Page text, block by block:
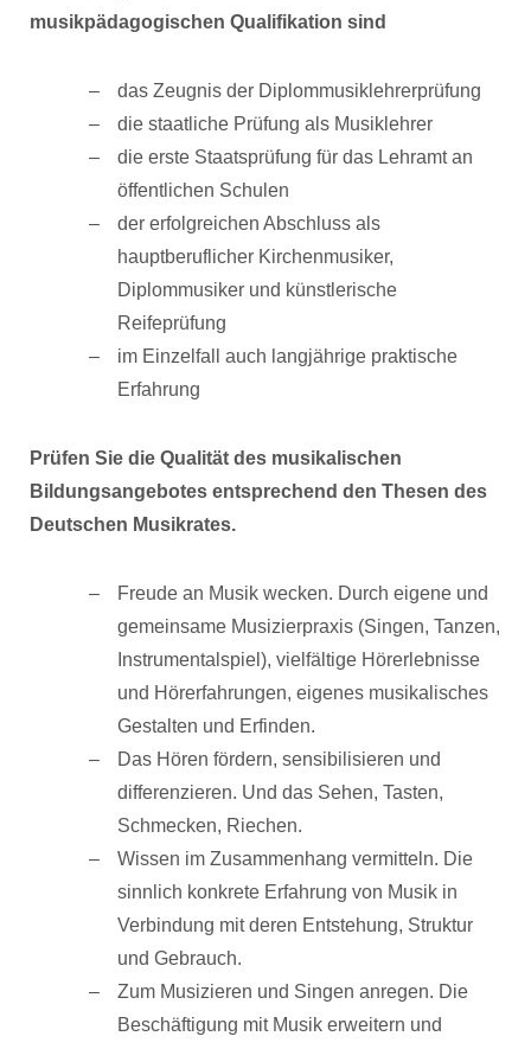
musikpädagogischen Qualifikation sind
das Zeugnis der Diplommusiklehrerprüfung
die staatliche Prüfung als Musiklehrer
die erste Staatsprüfung für das Lehramt an
öffentlichen Schulen
der erfolgreichen Abschluss als
hauptberuflicher Kirchenmusiker,
Diplommusiker und künstlerische
Reifeprüfung
im Einzelfall auch langjährige praktische
Erfahrung
Prüfen Sie die Qualität des musikalischen
Bildungsangebotes entsprechend den Thesen des
Deutschen Musikrates.
Freude an Musik wecken. Durch eigene und
gemeinsame Musizierpraxis (Singen, Tanzen,
Instrumentalspiel), vielfältige Hörerlebnisse
und Hörerfahrungen, eigenes musikalisches
Gestalten und Erfinden.
Das Hören fördern, sensibilisieren und
differenzieren. Und das Sehen, Tasten,
Schmecken, Riechen.
Wissen im Zusammenhang vermitteln. Die
sinnlich konkrete Erfahrung von Musik in
Verbindung mit deren Entstehung, Struktur
und Gebrauch.
Zum Musizieren und Singen anregen. Die
Beschäftigung mit Musik erweitern und